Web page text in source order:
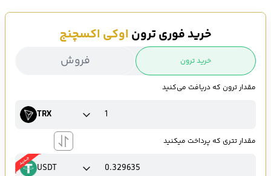
خرید فوری ترون اوکی اکسچنج
خرید ترون فروش
مقدار ترون که دریافت می‌کنید
TRX
مقدار تتری که پرداخت میکنید
USDT